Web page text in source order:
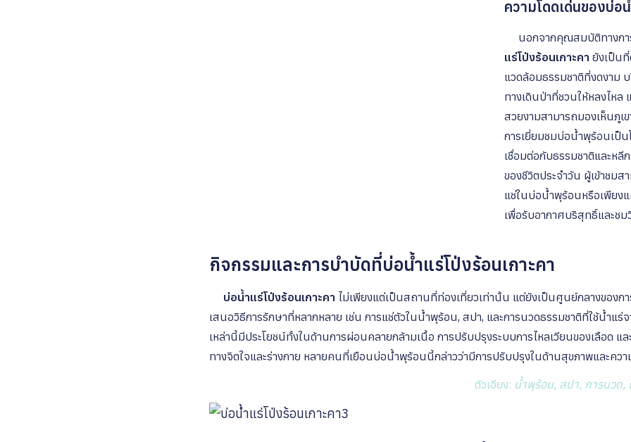
ความโดดเด่นของบ่อ
นอกจากคุณสมบัติทางก
แร่โป่งร้อนเกาะคา ยังเป็น
แวดล้อมธรรมชาติที่งดงาม
ทางเดินป่าที่ชวนให้หลงไห
สวยงามสามารถมองเห็นภูเ
การเยี่ยมชมบ่อน้ำพุร้อนเป็น
เชื่อมต่อกับธรรมชาติและหลี
ของชีวิตประจำวัน ผู้เข้าชมส
แช่ในบ่อน้ำพุร้อนหรือเพียง
เพื่อรับอากาศบริสุทธิ์และช
กิจกรรมและการบำบัดที่บ่อน้ำแร่โป่งร้อนเกาะคา
บ่อน้ำแร่โป่งร้อนเกาะคา ไม่เพียงแต่เป็นสถานที่ท่องเที่ยวเท่านั้น แต่ยังเป็นศูนย์กลางของ
เสนอวิธีการรักษาที่หลากหลาย เช่น การแช่ตัวในน้ำพุร้อน, สปา, และการนวดธรรมชาติที่ใช้น้ำแร่
เหล่านี้มีประโยชน์ทั้งในด้านการผ่อนคลายกล้ามเนื้อ การปรับปรุงระบบการไหลเวียนของเลือด
ทางจิตใจและร่างกาย หลายคนที่เยือนบ่อน้ำพุร้อนนี้กล่าวว่ามีการปรับปรุงในด้านสุขภาพและคว
ตัวเอียง: น้ำพุร้อน, สปา, การนวด